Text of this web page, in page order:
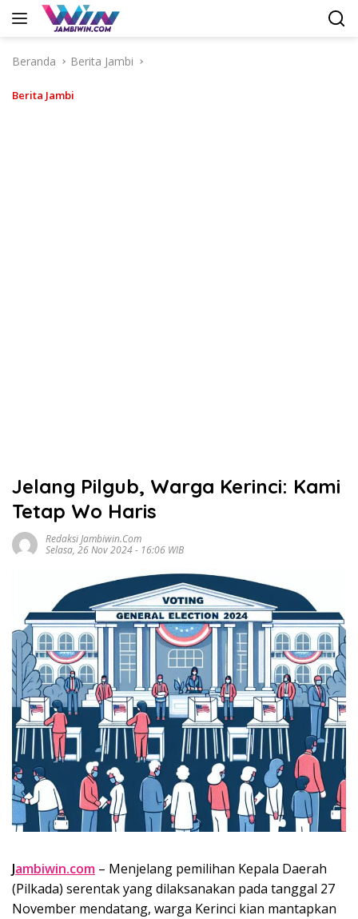
Langsung
Beranda
Berita Jambi
Berita Jambi
Jelang Pilgub, Warga Kerinci: Kami
Tetap Wo Haris
Redaksi Jambiwin.com
Selasa, 26 Nov 2024 - 16:06 WIB
Jambiwin.com – Menjelang pemilihan Kepala Daerah
(Pilkada) serentak yang dilaksanakan pada tanggal 27
November mendatang, warga Kerinci kian mantapkan